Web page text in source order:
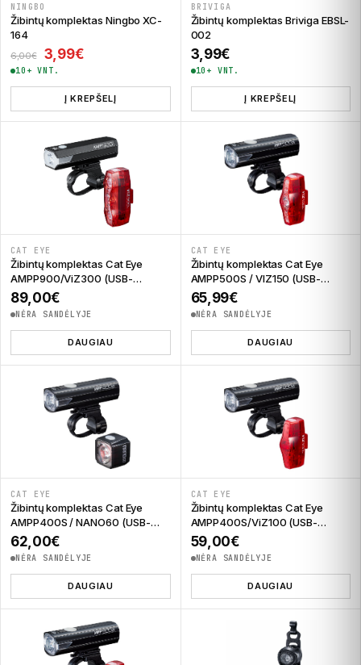
NINGBO
Žibintų komplektas Ningbo XC-
164
6,00€ Original price was: 6,00€.
3,99€Current price is: 3,99€.
10+ VNT.
Į KREPŠELĮ
BRIVIGA
Žibintų komplektas Briviga EBSL-
002
3,99€
10+ VNT.
Į KREPŠELĮ
CAT EYE
Žibintų komplektas Cat Eye
AMPP900/ViZ300 (USB-
C/Micro USB)
89,00€
NĖRA SANDĖLYJE
DAUGIAU
CAT EYE
Žibintų komplektas Cat Eye
AMPP500S / VIZ150 (USB-
C/USB-C)
65,99€
NĖRA SANDĖLYJE
DAUGIAU
CAT EYE
Žibintų komplektas Cat Eye
AMPP400S / NANO60 (USB-
C/USB-C)
62,00€
NĖRA SANDĖLYJE
DAUGIAU
CAT EYE
Žibintų komplektas Cat Eye
AMPP400S/ViZ100 (USB-
C/USB-C)
59,00€
NĖRA SANDĖLYJE
DAUGIAU